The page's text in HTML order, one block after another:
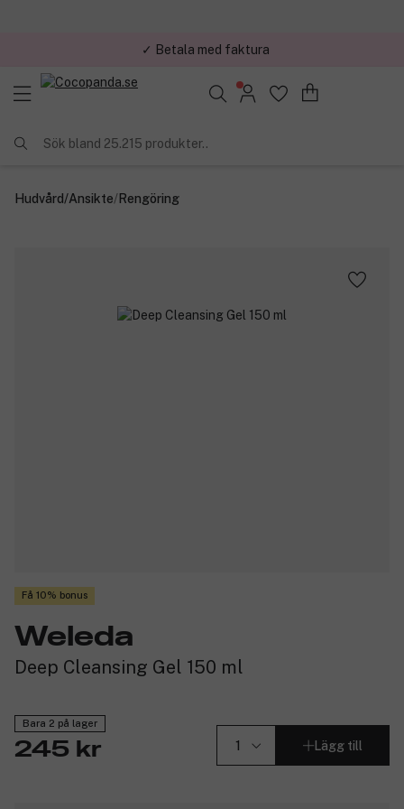
✓ Betala med faktura
Sök bland 25.215 produkter..
Hudvård/Ansikte/Rengöring
Få 10% bonus
Weleda
Deep Cleansing Gel 150 ml
Bara 2 på lager
245 kr Lägg till